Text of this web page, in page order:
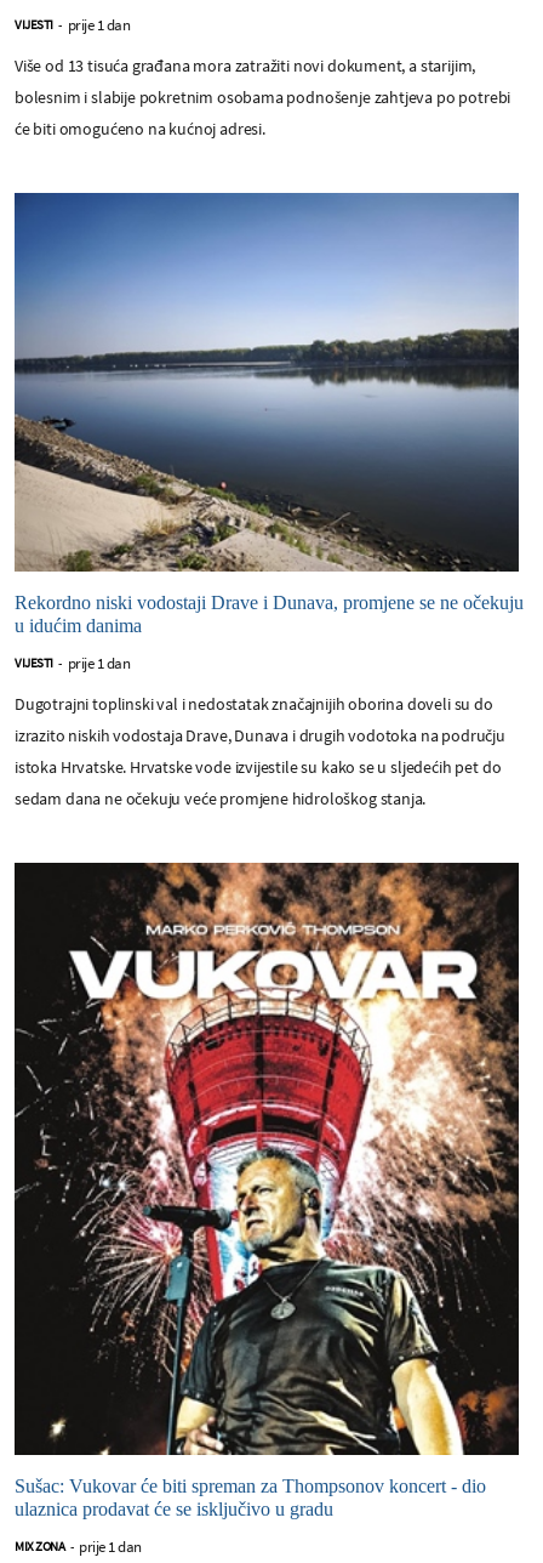
VIJESTI - prije 1 dan
Više od 13 tisuća građana mora zatražiti novi dokument, a starijim,
bolesnim i slabije pokretnim osobama podnošenje zahtjeva po potrebi
će biti omogućeno na kućnoj adresi.
Rekordno niski vodostaji Drave i Dunava, promjene se ne očekuju
u idućim danima
VIJESTI - prije 1 dan
Dugotrajni toplinski val i nedostatak značajnijih oborina doveli su do
izrazito niskih vodostaja Drave, Dunava i drugih vodotoka na području
istoka Hrvatske. Hrvatske vode izvijestile su kako se u sljedećih pet do
sedam dana ne očekuju veće promjene hidrološkog stanja.
Sušac: Vukovar će biti spreman za Thompsonov koncert - dio
ulaznica prodavat će se isključivo u gradu
MIX ZONA - prije 1 dan